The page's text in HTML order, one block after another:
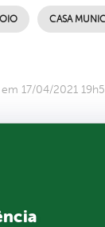
CASA
17/04/2021